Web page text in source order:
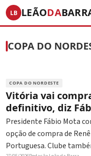
LB LEÃODA
COPA DO
COPA DO NORDESTE
Vitória vai
definitivo, diz
Presidente Fábio Mota
opção de compra de
Portuguesa. Clube